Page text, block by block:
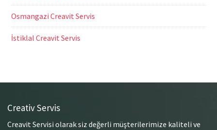
Osmangazi Creavit Servis
İstiklal Creavit Servis
Creativ Servis
Creavit Servisi olarak siz değerli müşterilerimize kaliteli ve